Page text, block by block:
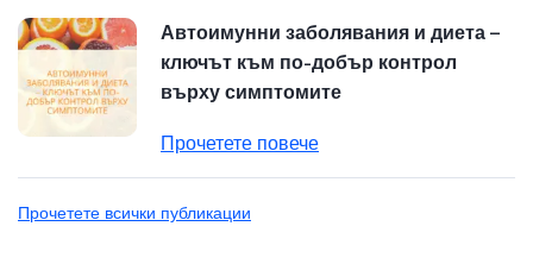
Автоимунни заболявания и диета –
ключът към по-добър контрол
върху симптомите
Прочетете повече
Прочетете всички публикации